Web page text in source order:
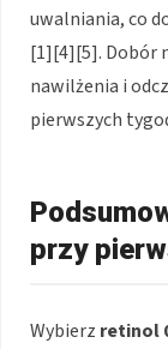
uwalniania, co
[1][4][5]. Dobór
nawilżenia i
pierwszych
przy
Wybierz retinol